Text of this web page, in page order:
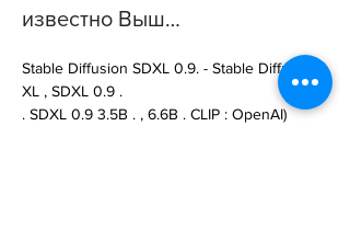
известно Выш…
Stable Diffusion SDXL 0.9. - Stable Diffusion
XL , SDXL 0.9 .
. SDXL 0.9 3.5B . , 6.6B . CLIP : OpenAI)